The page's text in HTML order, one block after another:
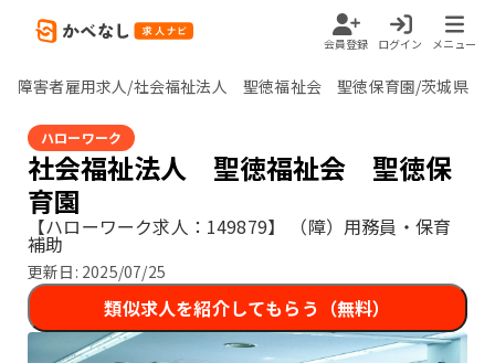
会員登録 ログイン メニュー
障害者雇用求人/社会福祉法人 聖徳福祉会 聖徳保育園/茨城県
ハローワーク
社会福祉法人 聖徳福祉会 聖徳保
育園
【ハローワーク求人：149879】 （障）用務員・保育
補助
更新日: 2025/07/25
類似求人を紹介してもらう（無料）